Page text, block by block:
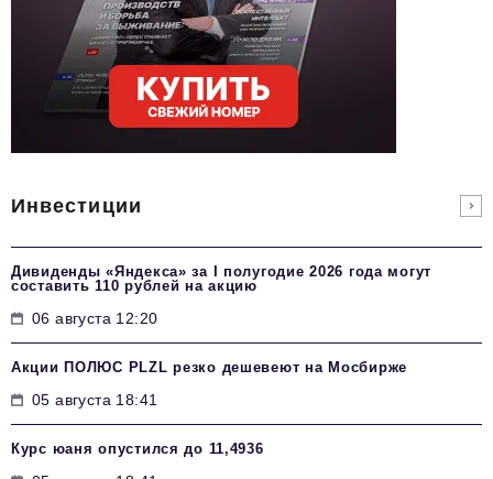
Инвестиции
Дивиденды «Яндекса» за I полугодие 2026 года могут
составить 110 рублей на акцию
06 августа 12:20
Акции ПОЛЮС PLZL резко дешевеют на Мосбирже
05 августа 18:41
Курс юаня опустился до 11,4936